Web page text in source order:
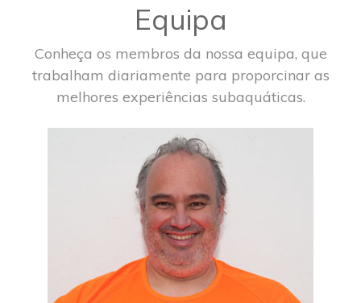
Equipa
Conheça os membros da nossa equipa, que
trabalham diariamente para proporcinar as
melhores experiências subaquáticas.